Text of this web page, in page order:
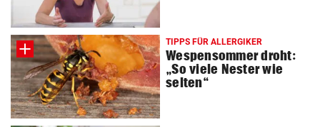
TIPPS FÜR ALLERGIKER
Wespensommer droht:
„So viele Nester wie
selten“